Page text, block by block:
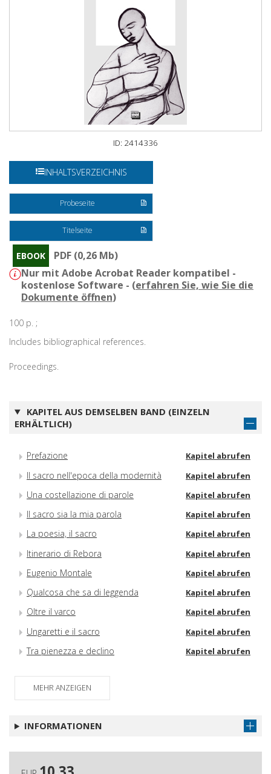
ID: 2414336
INHALTSVERZEICHNIS
Probeseite
Titelseite
EBOOK
PDF (0,26 Mb)
Nur mit Adobe Acrobat Reader kompatibel -
kostenlose Software - (erfahren Sie, wie Sie die
Dokumente öffnen)
100 p. ;
Includes bibliographical references.
Proceedings.
KAPITEL AUS DEMSELBEN BAND (EINZELN
ERHÄLTLICH)
Prefazione Kapitel abrufen
Il sacro nell'epoca della modernità Kapitel abrufen
Una costellazione di parole Kapitel abrufen
Il sacro sia la mia parola Kapitel abrufen
La poesia, il sacro Kapitel abrufen
Itinerario di Rebora Kapitel abrufen
Eugenio Montale Kapitel abrufen
Qualcosa che sa di leggenda Kapitel abrufen
Oltre il varco Kapitel abrufen
Ungaretti e il sacro Kapitel abrufen
Tra pienezza e declino Kapitel abrufen
MEHR ANZEIGEN
INFORMATIONEN